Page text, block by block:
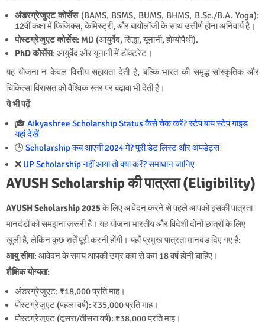
अंडरग्रेजुएट कोर्सेस (BAMS, BSMS, BUMS, BHMS, B.Sc./B.A. Yoga):
12वीं कक्षा में फिजिक्स, केमिस्ट्री, और बायोलॉजी के साथ उत्तीर्ण होना अनिवार्य है।
पोस्टग्रेजुएट कोर्सेस: MD (आयुर्वेद, सिद्धा, यूनानी, होम्योपैथी).
PhD कोर्सेस: आयुर्वेद और यूनानी में डॉक्टरेट।
यह योजना न केवल वित्तीय सहायता देती है, बल्कि भारत की समृद्ध सांस्कृतिक और
चिकित्सा विरासत को वैश्विक स्तर पर बढ़ावा भी देती है।
ये भी पढ़ें
🎓 Aikyashree Scholarship Status कैसे चेक करें? स्टेप बाय स्टेप गाइड
यहां देखें
🕒 Scholarship कब आएगी 2024 में? पूरी डेट लिस्ट और अपडेट्स
❌ UP Scholarship नहीं आया तो क्या करें? समाधान जानिए
AYUSH Scholarship की पात्रता (Eligibility)
AYUSH Scholarship 2025के लिए आवेदन करने से पहले आपको इसकी पात्रता
मानदंडों को समझना ज़रूरी है। यह योजना भारतीय और विदेशी दोनों छात्रों के लिए
खुली है, लेकिन कुछ शर्तें पूरी करनी होंगी। यहाँ प्रमुख पात्रता मानदंड दिए गए हैं:
आयु सीमा: आवेदन के समय आपकी उम्र कम से कम 18 वर्ष होनी चाहिए।
शैक्षिक योग्यता:
अंडरग्रेजुएट: ₹18,000 प्रति माह।
पोस्टग्रेजुएट (पहला वर्ष): ₹35,000 प्रति माह।
पोस्टग्रेजुएट (दूसरा/तीसरा वर्ष): ₹38,000 प्रति माह।